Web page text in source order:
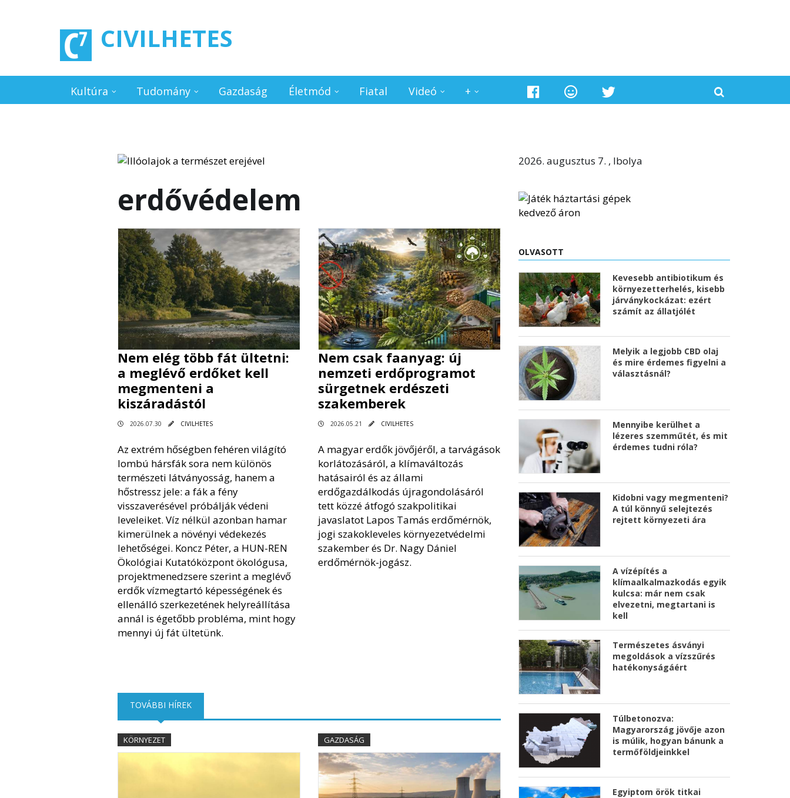
CIVILHETES
Kultúra Tudomány Gazdaság Életmód Fiatal Videó +
erdővédelem
Nem elég több fát ültetni:
a meglévő erdőket kell
megmenteni a
kiszáradástól
2026.07.30 CIVILHETES
Az extrém hőségben fehéren világító
lombú hársfák sora nem különös
természeti látványosság, hanem a
hőstressz jele: a fák a fény
visszaverésével próbálják védeni
leveleiket. Víz nélkül azonban hamar
kimerülnek a növényi védekezés
lehetőségei. Koncz Péter, a HUN-REN
Ökológiai Kutatóközpont ökológusa,
projektmenedzsere szerint a meglévő
erdők vízmegtartó képességének és
ellenálló szerkezetének helyreállítása
annál is égetőbb probléma, mint hogy
mennyi új fát ültetünk.
Nem csak faanyag: új
nemzeti erdőprogramot
sürgetnek erdészeti
szakemberek
2026.05.21 CIVILHETES
A magyar erdők jövőjéről, a tarvágások
korlátozásáról, a klímaváltozás
hatásairól és az állami
erdőgazdálkodás újragondolásáról
tett közzé átfogó szakpolitikai
javaslatot Lapos Tamás erdőmérnök,
jogi szakokleveles környezetvédelmi
szakember és Dr. Nagy Dániel
erdőmérnök-jogász.
TOVÁBBI HÍREK(AKTÍV FÜL)
KÖRNYEZET GAZDASÁG
2026. augusztus 7. , Ibolya
OLVASOTT
Kevesebb antibiotikum és
környezetterhelés, kisebb
járványkockázat: ezért
számít az állatjólét
Melyik a legjobb CBD olaj
és mire érdemes figyelni a
választásnál?
Mennyibe kerülhet a
lézeres szemműtét, és mit
érdemes tudni róla?
Kidobni vagy megmenteni?
A túl könnyű selejtezés
rejtett környezeti ára
A vízépítés a
klímaalkalmazkodás egyik
kulcsa: már nem csak
elvezetni, megtartani is
kell
Természetes ásványi
megoldások a vízszűrés
hatékonyságáért
Túlbetonozva:
Magyarország jövője azon
is múlik, hogyan bánunk a
termőföldjeinkkel
Egyiptom örök titkai